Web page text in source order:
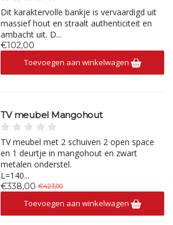
Dit karaktervolle bankje is vervaardigd uit
massief hout en straalt authenticiteit en
ambacht uit. D...
€102,00
Toevoegen aan winkelwagen
TV meubel Mangohout
TV meubel met 2 schuiven 2 open space
en 1 deurtje in mangohout en zwart
metalen onderstel.
L=140...
€338,00 €423,00
Toevoegen aan winkelwagen